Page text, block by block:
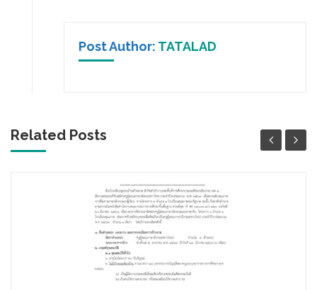
Post Author: TATALAD
Related Posts